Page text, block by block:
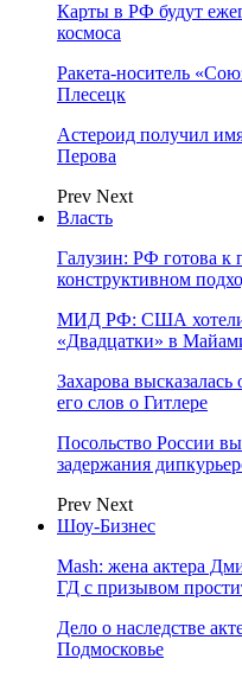
Карты в РФ будут
космоса
Ракета-носитель
Плесецк
Астероид получил
Перова
Prev Next
Власть
Галузин: РФ готова к
конструктивном
МИД РФ: США хотели
«Двадцатки» в
Захарова
его слов о Гитлере
Посольство России
задержания
Prev Next
Шоу-Бизнес
Mash: жена актера
ГД с призывом
Дело о наследстве
Подмосковье